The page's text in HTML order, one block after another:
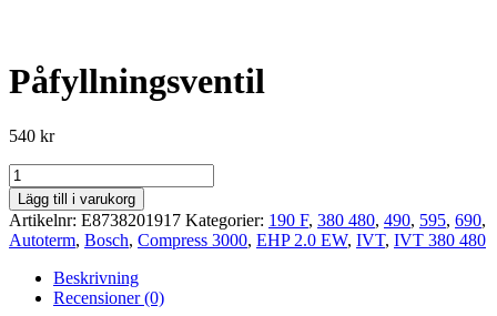
Påfyllningsventil
540 kr
Påfyllningsventil
mängd
Lägg till i varukorg
Artikelnr: E8738201917 Kategorier: 190 F, 380 480, 490, 595, 690,
Autoterm, Bosch, Compress 3000, EHP 2.0 EW, IVT, IVT 380 480
Beskrivning
Recensioner (0)